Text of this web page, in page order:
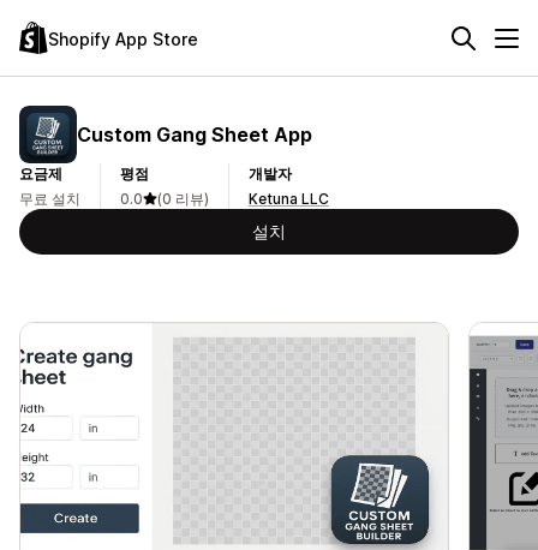
Shopify App Store
Custom Gang Sheet App
요금제
무료 설치
평점
0.0
(0 리뷰)
개발자
Ketuna LLC
설치